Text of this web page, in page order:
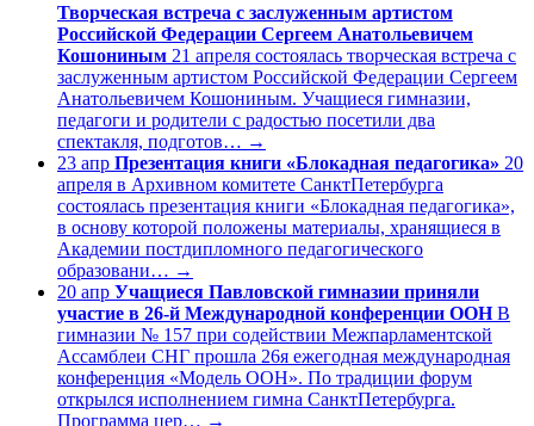
Творческая встреча с заслуженным артистом
Российской Федерации Сергеем Анатольевичем
Кошониным 21 апреля состоялась творческая встреча с
заслуженным артистом Российской Федерации Сергеем
Анатольевичем Кошониным. Учащиеся гимназии,
педагоги и родители с радостью посетили два
спектакля, подготов… →
23 апр Презентация книги «Блокадная педагогика» 20
апреля в Архивном комитете СанктПетербурга
состоялась презентация книги «Блокадная педагогика»,
в основу которой положены материалы, хранящиеся в
Академии постдипломного педагогического
образовани… →
20 апр Учащиеся Павловской гимназии приняли
участие в 26-й Международной конференции ООН В
гимназии № 157 при содействии Межпарламентской
Ассамблеи СНГ прошла 26я ежегодная международная
конференция «Модель ООН». По традиции форум
открылся исполнением гимна СанктПетербурга.
Программа цер… →